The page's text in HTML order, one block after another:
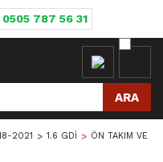
0505 787 56 31
ARA
2021 1.6 GDİ ÖN TAKIM VE